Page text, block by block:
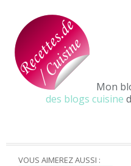
VOUS AIMEREZ AUSSI :
Mon
des blogs cuisine